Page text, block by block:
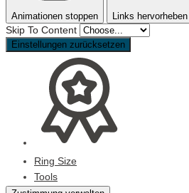
Animationen stoppen Links hervorheben
Skip To Content
Einstellungen zurücksetzen
Ring Size
Tools